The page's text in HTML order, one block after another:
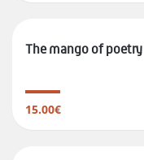
The mango of
15.00€